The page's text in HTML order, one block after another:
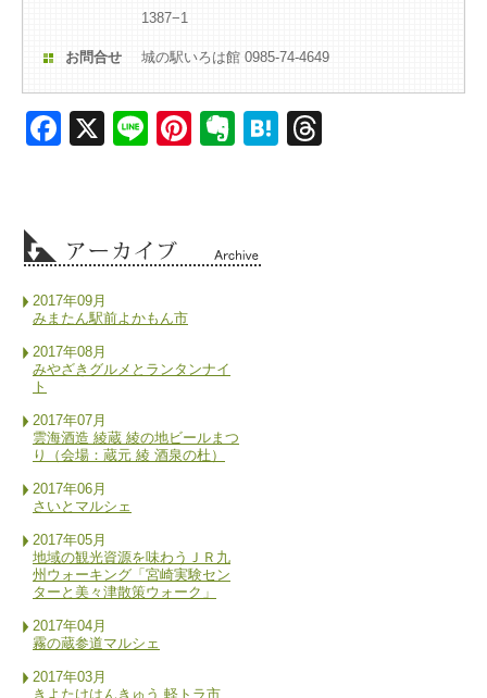
2017年09月
みまたん駅前よかもん市
2017年08月
みやざきグルメとランタンナイ
ト
2017年07月
雲海酒造 綾蔵 綾の地ビールまつ
り（会場：蔵元 綾 酒泉の杜）
2017年06月
さいとマルシェ
2017年05月
地域の観光資源を味わうＪＲ九
州ウォーキング「宮崎実験セン
ターと美々津散策ウォーク」
2017年04月
霧の蔵参道マルシェ
2017年03月
きよたけはんきゅう 軽トラ市
1387−1
お問合せ 城の駅いろは館 0985-74-4649
Facebook
X LinePinterest
Evernote
Hatena